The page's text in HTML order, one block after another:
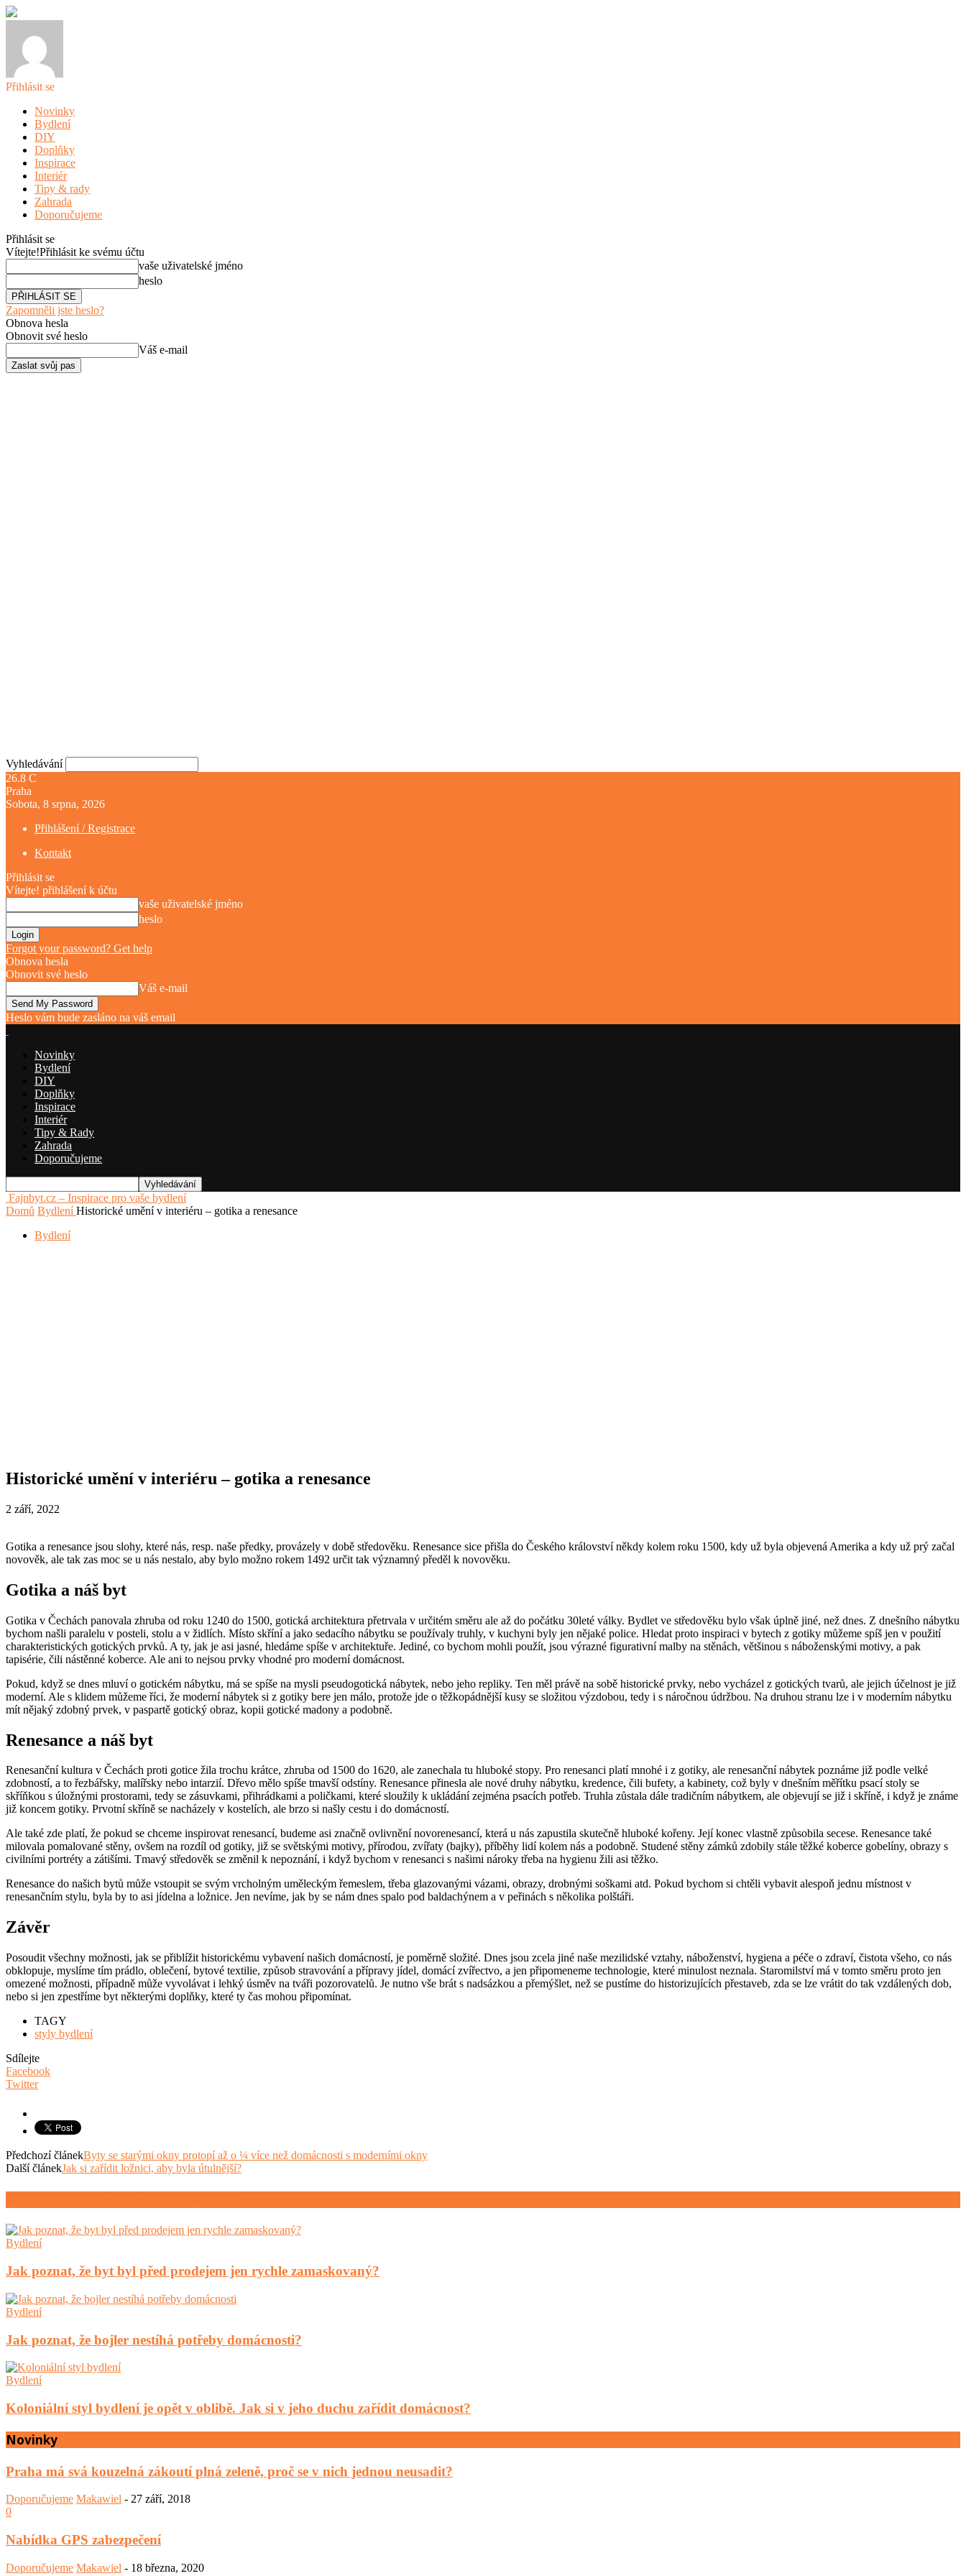
Přihlásit se
Novinky
Bydlení
DIY
Doplňky
Inspirace
Interiér
Tipy & rady
Zahrada
Doporučujeme
Přihlásit se
Vítejte!Přihlásit ke svému účtu
vaše uživatelské jméno
heslo
Zapomněli jste heslo?
Obnova hesla
Obnovit své heslo
Váš e-mail
Vyhledávání
26.8 C
Praha
Sobota, 8 srpna, 2026
Přihlášení / Registrace
Kontakt
Přihlásit se
Vítejte! přihlášení k účtu
vaše uživatelské jméno
heslo
Forgot your password? Get help
Obnova hesla
Obnovit své heslo
Váš e-mail
Heslo vám bude zasláno na váš email
Novinky
Bydlení
DIY
Doplňky
Inspirace
Interiér
Tipy & Rady
Zahrada
Doporučujeme
Fajnbyt.cz – Inspirace pro vaše bydlení
Domů Bydlení Historické umění v interiéru – gotika a renesance
Bydlení
Historické umění v interiéru – gotika a renesance
2 září, 2022
Gotika a renesance jsou slohy, které nás, resp. naše předky, provázely v době středověku. Renesance sice přišla do Českého království někdy kolem roku 1500, kdy už byla objevená Amerika a kdy už prý začal
novověk, ale tak zas moc se u nás nestalo, aby bylo možno rokem 1492 určit tak významný předěl k novověku.
Gotika a náš byt
Gotika v Čechách panovala zhruba od roku 1240 do 1500, gotická architektura přetrvala v určitém směru ale až do počátku 30leté války. Bydlet ve středověku bylo však úplně jiné, než dnes. Z dnešního nábytku
bychom našli paralelu v posteli, stolu a v židlích. Místo skříní a jako sedacího nábytku se používaly truhly, v kuchyni byly jen nějaké police. Hledat proto inspiraci v bytech z gotiky můžeme spíš jen v použití
charakteristických gotických prvků. A ty, jak je asi jasné, hledáme spíše v architektuře. Jediné, co bychom mohli použít, jsou výrazné figurativní malby na stěnách, většinou s náboženskými motivy, a pak
tapisérie, čili nástěnné koberce. Ale ani to nejsou prvky vhodné pro moderní domácnost.
Pokud, když se dnes mluví o gotickém nábytku, má se spíše na mysli pseudogotická nábytek, nebo jeho repliky. Ten měl právě na sobě historické prvky, nebo vycházel z gotických tvarů, ale jejich účelnost je již
moderní. Ale s klidem můžeme říci, že moderní nábytek si z gotiky bere jen málo, protože jde o těžkopádnější kusy se složitou výzdobou, tedy i s náročnou údržbou. Na druhou stranu lze i v moderním nábytku
mít nějaký zdobný prvek, v paspartě gotický obraz, kopii gotické madony a podobně.
Renesance a náš byt
Renesanční kultura v Čechách proti gotice žila trochu krátce, zhruba od 1500 do 1620, ale zanechala tu hluboké stopy. Pro renesanci platí mnohé i z gotiky, ale renesanční nábytek poznáme již podle velké
zdobností, a to řezbářsky, malířsky nebo intarzií. Dřevo mělo spíše tmavší odstíny. Renesance přinesla ale nové druhy nábytku, kredence, čili bufety, a kabinety, což byly v dnešním měřítku psací stoly se
skříňkou s úložnými prostorami, tedy se zásuvkami, přihrádkami a poličkami, které sloužily k ukládání zejména psacích potřeb. Truhla zůstala dále tradičním nábytkem, ale objevují se již i skříně, i když je známe
již koncem gotiky. Prvotní skříně se nacházely v kostelích, ale brzo si našly cestu i do domácností.
Ale také zde platí, že pokud se chceme inspirovat renesancí, budeme asi značně ovlivnění novorenesancí, která u nás zapustila skutečně hluboké kořeny. Její konec vlastně způsobila secese. Renesance také
milovala pomalované stěny, ovšem na rozdíl od gotiky, již se světskými motivy, přírodou, zvířaty (bajky), příběhy lidí kolem nás a podobně. Studené stěny zámků zdobily stále těžké koberce gobelíny, obrazy s
civilními portréty a zátišími. Tmavý středověk se změnil k nepoznání, i když bychom v renesanci s našimi nároky třeba na hygienu žili asi těžko.
Renesance do našich bytů může vstoupit se svým vrcholným uměleckým řemeslem, třeba glazovanými vázami, obrazy, drobnými soškami atd. Pokud bychom si chtěli vybavit alespoň jednu místnost v
renesančním stylu, byla by to asi jídelna a ložnice. Jen nevíme, jak by se nám dnes spalo pod baldachýnem a v peřinách s několika polštáři.
Závěr
Posoudit všechny možnosti, jak se přiblížit historickému vybavení našich domácností, je poměrně složité. Dnes jsou zcela jiné naše mezilidské vztahy, náboženství, hygiena a péče o zdraví, čistota všeho, co nás
obklopuje, myslíme tím prádlo, oblečení, bytové textilie, způsob stravování a přípravy jídel, domácí zvířectvo, a jen připomeneme technologie, které minulost neznala. Staromilství má v tomto směru proto jen
omezené možnosti, případně může vyvolávat i lehký úsměv na tváři pozorovatelů. Je nutno vše brát s nadsázkou a přemýšlet, než se pustíme do historizujících přestaveb, zda se lze vrátit do tak vzdálených dob,
nebo si jen zpestříme byt některými doplňky, které ty čas mohou připomínat.
TAGY
styly bydlení
Sdílejte
Facebook
Twitter
Předchozí článekByty se starými okny protopí až o ¼ více než domácnosti s moderními okny
Další článekJak si zařídit ložnici, aby byla útulnější?
Bydlení
Jak poznat, že byt byl před prodejem jen rychle zamaskovaný?
Bydlení
Jak poznat, že bojler nestíhá potřeby domácnosti?
Bydlení
Koloniální styl bydlení je opět v oblibě. Jak si v jeho duchu zařídit domácnost?
Novinky
Praha má svá kouzelná zákoutí plná zeleně, proč se v nich jednou neusadit?
Doporučujeme Makawiel - 27 září, 2018
0
Nabídka GPS zabezpečení
Doporučujeme Makawiel - 18 března, 2020